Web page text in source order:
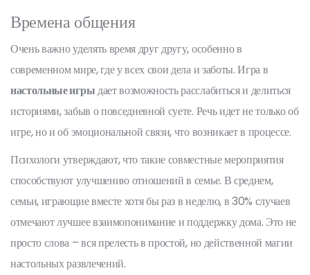
Времена общения
Очень важно уделять время друг другу, особенно в
современном мире, где у всех свои дела и заботы. Игра в
настольные игрыдает возможность расслабиться и делиться
историями, забыв о повседневной суете. Речь идет не только об
игре, но и об эмоциональной связи, что возникает в процессе.
Психологи утверждают, что такие совместные мероприятия
способствуют улучшению отношений в семье. В среднем,
семьи, играющие вместе хотя бы раз в неделю, в 30% случаев
отмечают лучшее взаимопонимание и поддержку дома. Это не
просто слова – вся прелесть в простой, но действенной магии
настольных развлечений.